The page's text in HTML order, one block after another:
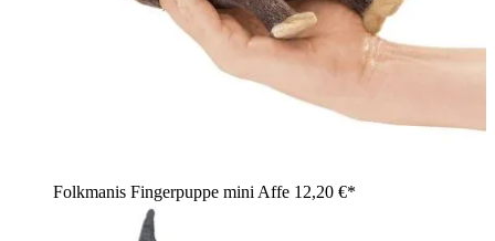
Folkmanis Fingerpuppe mini Affe 12,20 €*